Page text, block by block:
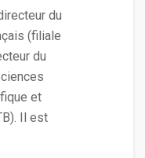
du
(filiale
du
et
Il est